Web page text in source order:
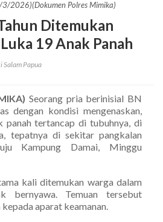
2026)(Dokumen Polres Mimika)
Ditemukan
19 Anak Panah
Salam Papua
Seorang pria berinisial BN
dengan kondisi mengenaskan,
panah tertancap di tubuhnya, di
tepatnya di sekitar pangkalan
Kampung Damai, Minggu
kali ditemukan warga dalam
bernyawa. Temuan tersebut
aparat keamanan.